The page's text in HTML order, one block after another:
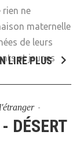
ne
maternelle
de leurs
et jeunes
LIRE PLUS
DÉSERT